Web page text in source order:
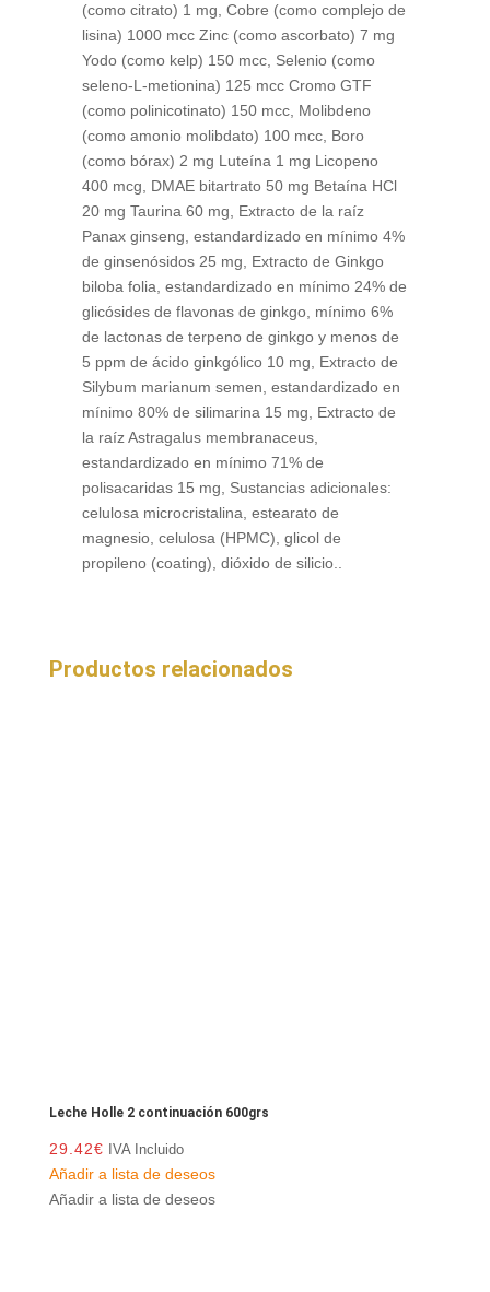
(como citrato) 1 mg, Cobre (como complejo de
lisina) 1000 mcc Zinc (como ascorbato) 7 mg
Yodo (como kelp) 150 mcc, Selenio (como
seleno-L-metionina) 125 mcc Cromo GTF
(como polinicotinato) 150 mcc, Molibdeno
(como amonio molibdato) 100 mcc, Boro
(como bórax) 2 mg Luteína 1 mg Licopeno
400 mcg, DMAE bitartrato 50 mg Betaína HCl
20 mg Taurina 60 mg, Extracto de la raíz
Panax ginseng, estandardizado en mínimo 4%
de ginsenósidos 25 mg, Extracto de Ginkgo
biloba folia, estandardizado en mínimo 24% de
glicósides de flavonas de ginkgo, mínimo 6%
de lactonas de terpeno de ginkgo y menos de
5 ppm de ácido ginkgólico 10 mg, Extracto de
Silybum marianum semen, estandardizado en
mínimo 80% de silimarina 15 mg, Extracto de
la raíz Astragalus membranaceus,
estandardizado en mínimo 71% de
polisacaridas 15 mg, Sustancias adicionales:
celulosa microcristalina, estearato de
magnesio, celulosa (HPMC), glicol de
propileno (coating), dióxido de silicio..
Productos relacionados
Leche Holle 2 continuación 600grs
29.42€ IVA Incluido
Añadir a lista de deseos
Añadir a lista de deseos